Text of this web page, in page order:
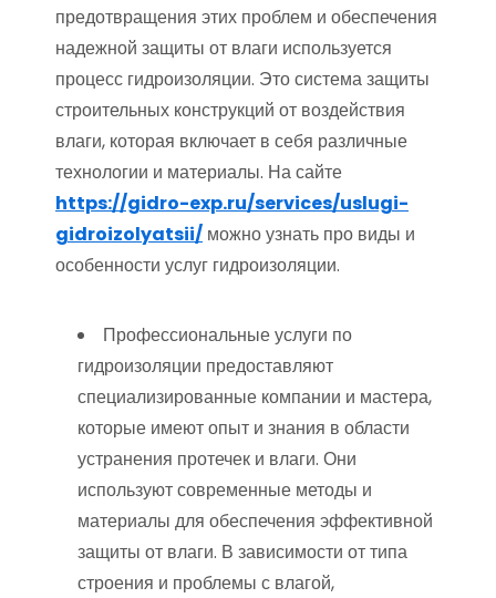
предотвращения этих проблем и обеспечения
надежной защиты от влаги используется
процесс гидроизоляции. Это система защиты
строительных конструкций от воздействия
влаги, которая включает в себя различные
технологии и материалы. На сайте
https://gidro-exp.ru/services/uslugi-
gidroizolyatsii/ можно узнать про виды и
особенности услуг гидроизоляции.
Профессиональные услуги по
гидроизоляции предоставляют
специализированные компании и мастера,
которые имеют опыт и знания в области
устранения протечек и влаги. Они
используют современные методы и
материалы для обеспечения эффективной
защиты от влаги. В зависимости от типа
строения и проблемы с влагой,